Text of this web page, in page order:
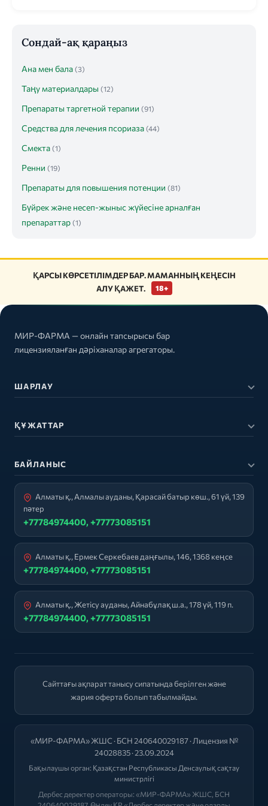
Сондай-ақ қараңыз
Ана мен бала (3)
Таңу материалдары (12)
Препараты таргетной терапии (91)
Средства для лечения псориаза (44)
Смекта (1)
Ренни (19)
Препараты для повышения потенции (81)
Бүйрек және несеп-жыныс жүйесіне арналған
препараттар (1)
ҚАРСЫ КӨРСЕТІЛІМДЕР БАР. МАМАННЫҢ КЕҢЕСІН
АЛУ ҚАЖЕТ.
18+
МИР-ФАРМА — онлайн тапсырысы бар
лицензияланған дәріханалар агрегаторы.
ШАРЛАУ
ҚҰЖАТТАР
БАЙЛАНЫС
Алматы қ., Алмалы ауданы, Қарасай батыр көш., 61 үй, 139
пәтер
+77784974400, +77773085151
Алматы қ., Ермек Серкебаев даңғылы, 146, 1368 кеңсе
+77784974400, +77773085151
Алматы қ., Жетісу ауданы, Айнабұлақ ш.а., 178 үй, 119 п.
+77784974400, +77773085151
Сайттағы ақпарат танысу сипатында берілген және
жария оферта болып табылмайды.
«МИР-ФАРМА» ЖШС · БСН 240640029187 · Лицензия №
24028835 · 23.09.2024
Бақылаушы орган: Қазақстан Республикасы Денсаулық сақтау
министрлігі
Дербес деректер операторы: «МИР-ФАРМА» ЖШС, БСН